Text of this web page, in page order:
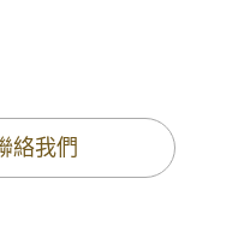
絡我們